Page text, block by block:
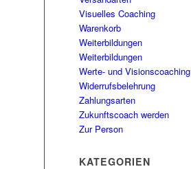
Visuelles Coaching
Warenkorb
Weiterbildungen
Weiterbildungen
Werte- und Visionscoaching
Widerrufsbelehrung
Zahlungsarten
Zukunftscoach werden
Zur Person
KATEGORIEN